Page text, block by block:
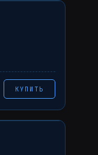
КУПИТЬ